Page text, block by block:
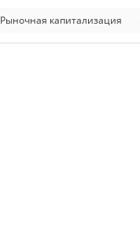
Рыночная капитализация